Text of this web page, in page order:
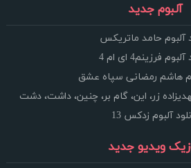
آلبوم جدید
آلبوم حامد ماتریکس
فرزینم4 ای ام 4
هاشم رمضانی سپاه عشق
زر، این، گام بر، چنین، داشت، دشت
آلبوم زدکس 13
ویدیو جدید